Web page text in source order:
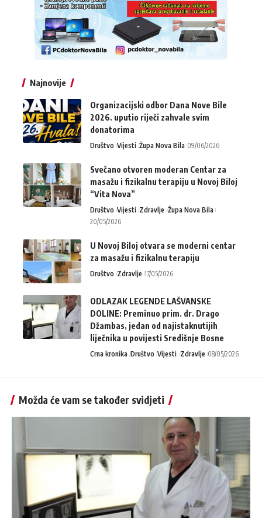
Najnovije
Organizacijski odbor Dana Nove Bile
2026. uputio riječi zahvale svim
donatorima
Društvo Vijesti Župa Nova Bila 09/06/2026
Svečano otvoren moderan Centar za
masažu i fizikalnu terapiju u Novoj Biloj
“Vita Nova”
Društvo Vijesti Zdravlje Župa Nova Bila
20/05/2026
U Novoj Biloj otvara se moderni centar
za masažu i fizikalnu terapiju
Društvo Zdravlje 17/05/2026
ODLAZAK LEGENDE LAŠVANSKE
DOLINE: Preminuo prim. dr. Drago
Džambas, jedan od najistaknutijih
liječnika u povijesti Središnje Bosne
Crna kronika Društvo Vijesti Zdravlje 08/05/2026
Možda će vam se također svidjeti